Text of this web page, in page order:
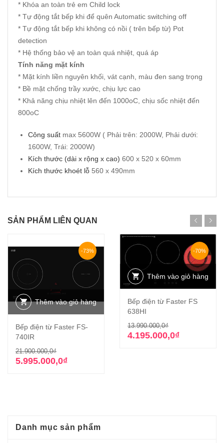
* Khóa an toàn trẻ em Child lock
* Tự động tắt bếp khi để quên Automatic switching off
* Tự động tắt bếp khi không có nồi ( trên bếp từ) Pot
detection
* Hệ thống bảo vệ an toàn quá nhiệt, quá áp
Tính năng mặt kính
* Mặt kính liền nguyên khối, vát cạnh, màu đen sang trọng
* Bề mặt chống trầy xước, chịu lực cao
* Khả năng chịu nhiệt lên đến 1000oC, chịu sốc nhiệt đến
800oC
Công suất max 5600W ( Phải trên: 2000W, Phải dưới:
1600W, Trái: 2000W)
Kích thước (dài x rộng x cao) 600 x 520 x 60mm
Kích thước khoét lỗ 560 x 490mm
SẢN PHẨM LIÊN QUAN
-73%
Thêm vào giỏ hàng
Bếp điện từ Faster FS-
740IR
21.900.000,0₫Giá
gốc
5.995.000,0₫
Giá
hiện
-70%
Thêm vào giỏ hàng
Bếp điện từ Faster FS
638HI
13.990.000,0₫Giá
gốc
4.195.000,0₫
Giá
hiện
Danh mục sản phẩm